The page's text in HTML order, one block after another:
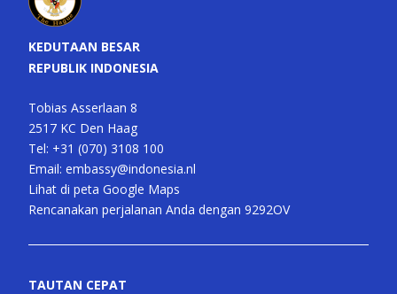
KEDUTAAN BESAR
REPUBLIK INDONESIA
Tobias Asserlaan 8
2517 KC Den Haag
Tel: +31 (070) 3108 100
Email: embassy@indonesia.nl
Lihat di peta Google Maps
Rencanakan perjalanan Anda dengan 9292OV
TAUTAN CEPAT